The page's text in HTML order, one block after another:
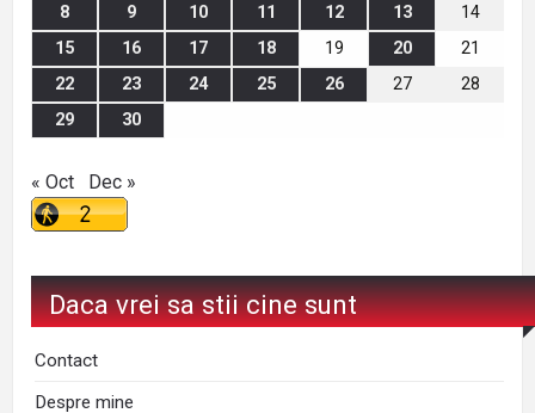
8
9 10 11 12 13
14
15
16 17 18 19 20
21
22
23 24 25 26 27
28
29
30
« Oct Dec »
Daca vrei sa stii cine sunt
Contact
Despre mine